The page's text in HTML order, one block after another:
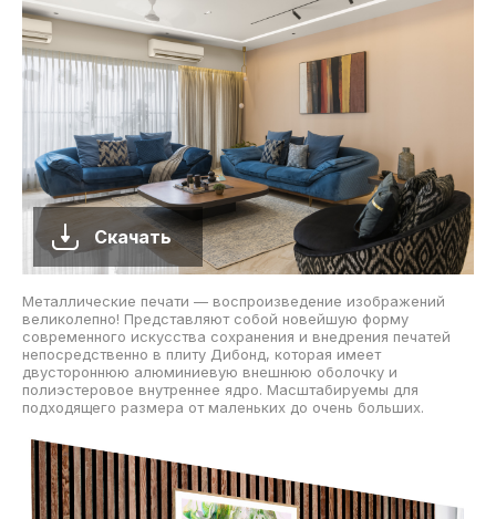
Скачать
Металлические печати — воспроизведение изображений
великолепно! Представляют собой новейшую форму
современного искусства сохранения и внедрения печатей
непосредственно в плиту Дибонд, которая имеет
двустороннюю алюминиевую внешнюю оболочку и
полиэстеровое внутреннее ядро. Масштабируемы для
подходящего размера от маленьких до очень больших.